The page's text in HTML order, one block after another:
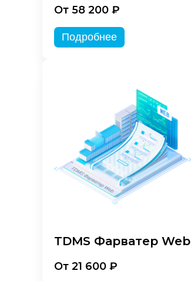
От 58 200 ₽
Подробнее
TDMS Фарватер Web
От 21 600 ₽